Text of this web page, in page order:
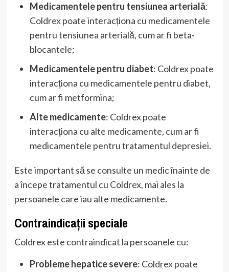
Medicamentele pentru tensiunea arterială:
Coldrex poate interacționa cu medicamentele
pentru tensiunea arterială, cum ar fi beta-
blocantele;
Medicamentele pentru diabet: Coldrex poate
interacționa cu medicamentele pentru diabet,
cum ar fi metformina;
Alte medicamente: Coldrex poate
interacționa cu alte medicamente, cum ar fi
medicamentele pentru tratamentul depresiei.
Este important să se consulte un medic înainte de
a începe tratamentul cu Coldrex, mai ales la
persoanele care iau alte medicamente.
Contraindicații speciale
Coldrex este contraindicat la persoanele cu:
Probleme hepatice severe: Coldrex poate